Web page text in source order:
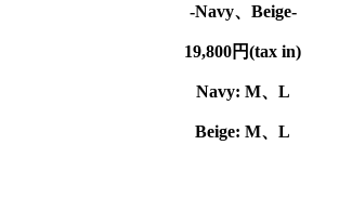
-Navy、Beige-
19,800円(tax in)
Navy: M、 L
Beige: M、L